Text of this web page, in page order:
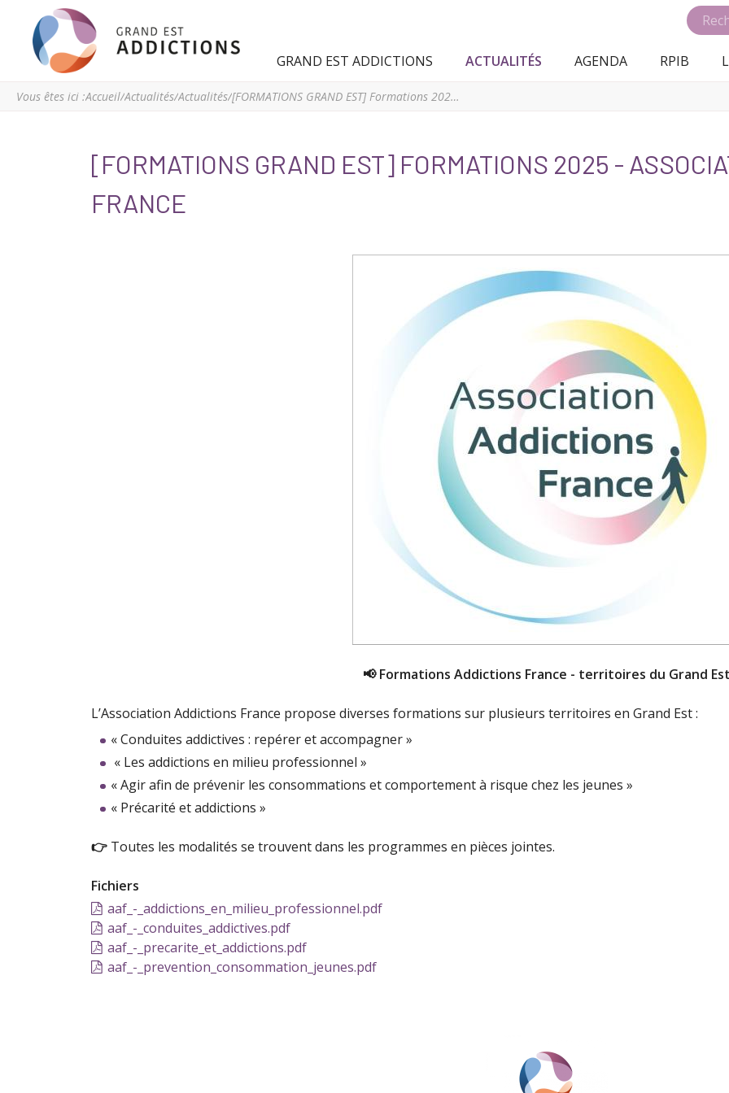
Addictions
régional
de
en
GRAND EST ADDICTIONS ACTUALITÉS AGENDA RPIB
Vous êtes ici :Accueil/Actualités/Actualités/ [FORMATIONS GRAND EST] Formations 2025 - Association Addictions France
[FORMATIONS GRAND EST] FORMATIONS 2025 -
FRANCE
📢 Formations Addictions France - territoires du Grand Est
L’Association Addictions France propose diverses formations sur plusieurs territoires en Grand Est :
« Conduites addictives : repérer et accompagner »
« Les addictions en milieu professionnel »
« Agir afin de prévenir les consommations et comportement à risque chez les jeunes »
« Précarité et addictions »
👉 Toutes les modalités se trouvent dans les programmes en pièces jointes.
Fichiers
aaf_-_addictions_en_milieu_professionnel.pdf
aaf_-_conduites_addictives.pdf
aaf_-_precarite_et_addictions.pdf
aaf_-_prevention_consommation_jeunes.pdf